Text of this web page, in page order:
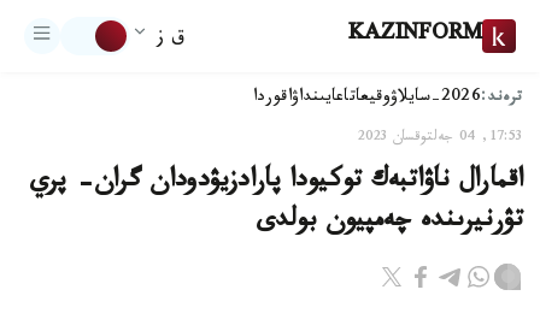
KAZINFORM ق ز
ترەند:2026-سايلاۋ وقيعاتاعايىنداۋاقوردا
17:53, 04 جەلتوقسان 2023
اقمارال ناۋاتبەك توكيودا پارادزيۋدودان گران- پري
تۋرنيرىندە چەمپيون بولدى